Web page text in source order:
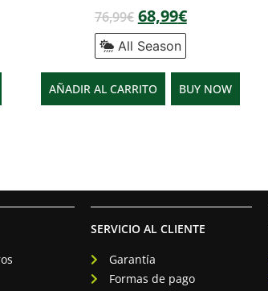
76,99€ 68,99€
All Season
AÑADIR AL CARRITO BUY NOW
SERVICIO AL CLIENTE
Garantía
Formas de pago